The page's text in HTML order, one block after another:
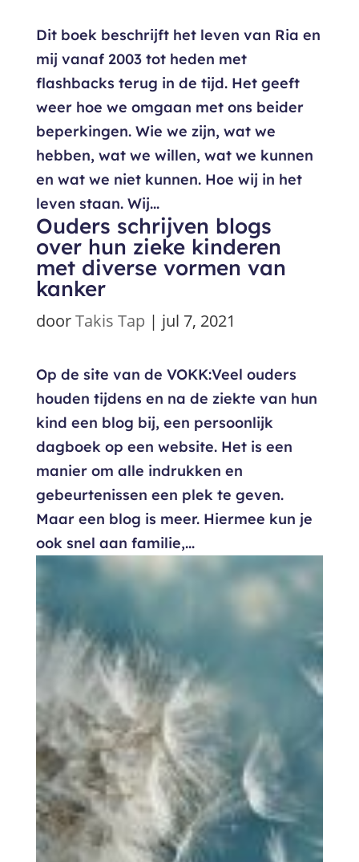
Dit boek beschrijft het leven van Ria en
mij vanaf 2003 tot heden met
flashbacks terug in de tijd. Het geeft
weer hoe we omgaan met ons beider
beperkingen. Wie we zijn, wat we
hebben, wat we willen, wat we kunnen
en wat we niet kunnen. Hoe wij in het
leven staan. Wij...
Ouders schrijven blogs
over hun zieke kinderen
met diverse vormen van
kanker
doorTakis Tap | jul 7, 2021
Op de site van de VOKK:Veel ouders
houden tijdens en na de ziekte van hun
kind een blog bij, een persoonlijk
dagboek op een website. Het is een
manier om alle indrukken en
gebeurtenissen een plek te geven.
Maar een blog is meer. Hiermee kun je
ook snel aan familie,...